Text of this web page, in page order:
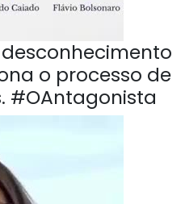
o processo de
#OAntagonista